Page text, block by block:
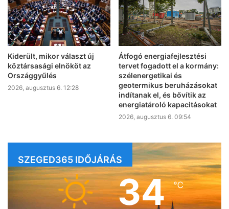
Kiderült, mikor választ új
köztársasági elnököt az
Országgyűlés
2026, augusztus 6. 12:28
Átfogó energiafejlesztési
tervet fogadott el a kormány:
szélenergetikai és
geotermikus beruházásokat
indítanak el, és bővítik az
energiatároló kapacitásokat
2026, augusztus 6. 09:54
SZEGED365 IDŐJÁRÁS
34℃